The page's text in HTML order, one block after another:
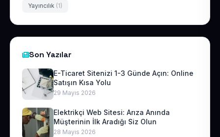
Yayıncılık (1)
Son Yazılar
E-Ticaret Sitenizi 1-3 Günde Açın: Online
Satışın Kısa Yolu
29 Mayıs 2026
Elektrikçi Web Sitesi: Arıza Anında
Müşterinin İlk Aradığı Siz Olun
28 Mayıs 2026